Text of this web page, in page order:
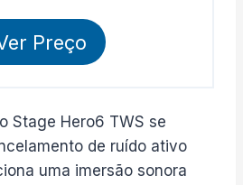
Preço
Stage Hero6 TWS se
de ruído ativo
uma imersão sonora